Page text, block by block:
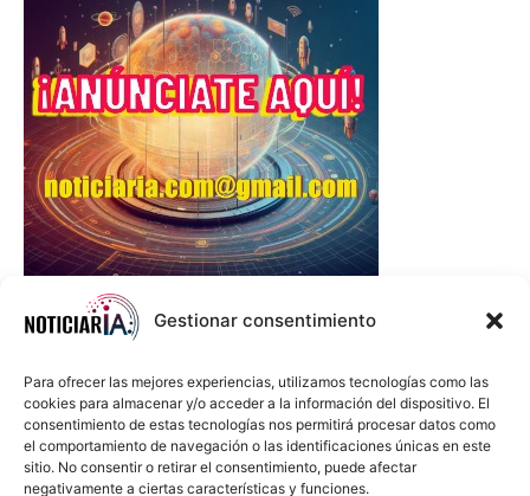
Gestionar consentimiento
Para ofrecer las mejores experiencias, utilizamos tecnologías como las
cookies para almacenar y/o acceder a la información del dispositivo. El
consentimiento de estas tecnologías nos permitirá procesar datos como
el comportamiento de navegación o las identificaciones únicas en este
sitio. No consentir o retirar el consentimiento, puede afectar
negativamente a ciertas características y funciones.